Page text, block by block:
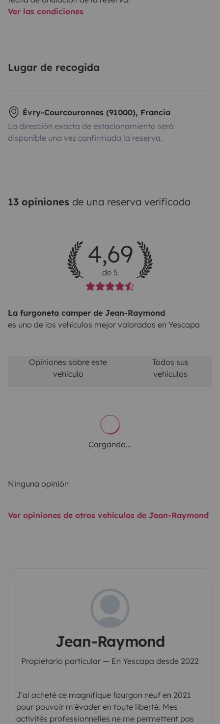
Ver las condiciones
Lugar de recogida
Évry-Courcouronnes (91000), Francia
La dirección exacta de estacionamiento será
disponible una vez confirmada la reserva.
13 opiniones de una reserva verificada
4,69
de 5
La furgoneta camper de Jean-Raymond
es uno de los vehículos mejor valorados en Yescapa
Opiniones sobre este
vehículo
Todos sus
vehículos
Cargando...
Ninguna opinión
Ver opiniones de otros vehículos de Jean-Raymond
Jean-Raymond
Propietario particular — En Yescapa desde 2022
J'ai acheté ce magnifique fourgon neuf en 2021
pour pouvoir m'évader en toute liberté. Mes
activités professionnelles ne me permettent pas